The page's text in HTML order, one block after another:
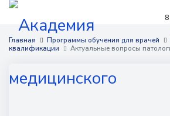
Программы обучения
Условия обучения
Для работодателей
Главная Программы обучения для врачей
квалификации
Актуальные вопросы